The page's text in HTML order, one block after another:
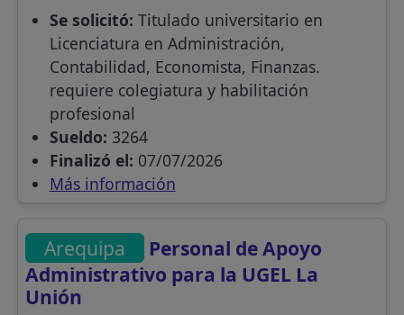
Se solicitó: Titulado universitario en
Licenciatura en Administración,
Contabilidad, Economista, Finanzas.
requiere colegiatura y habilitación
profesional
Sueldo: 3264
Finalizó el: 07/07/2026
Más información
Arequipa
Personal de Apoyo
Administrativo para la UGEL La
Unión